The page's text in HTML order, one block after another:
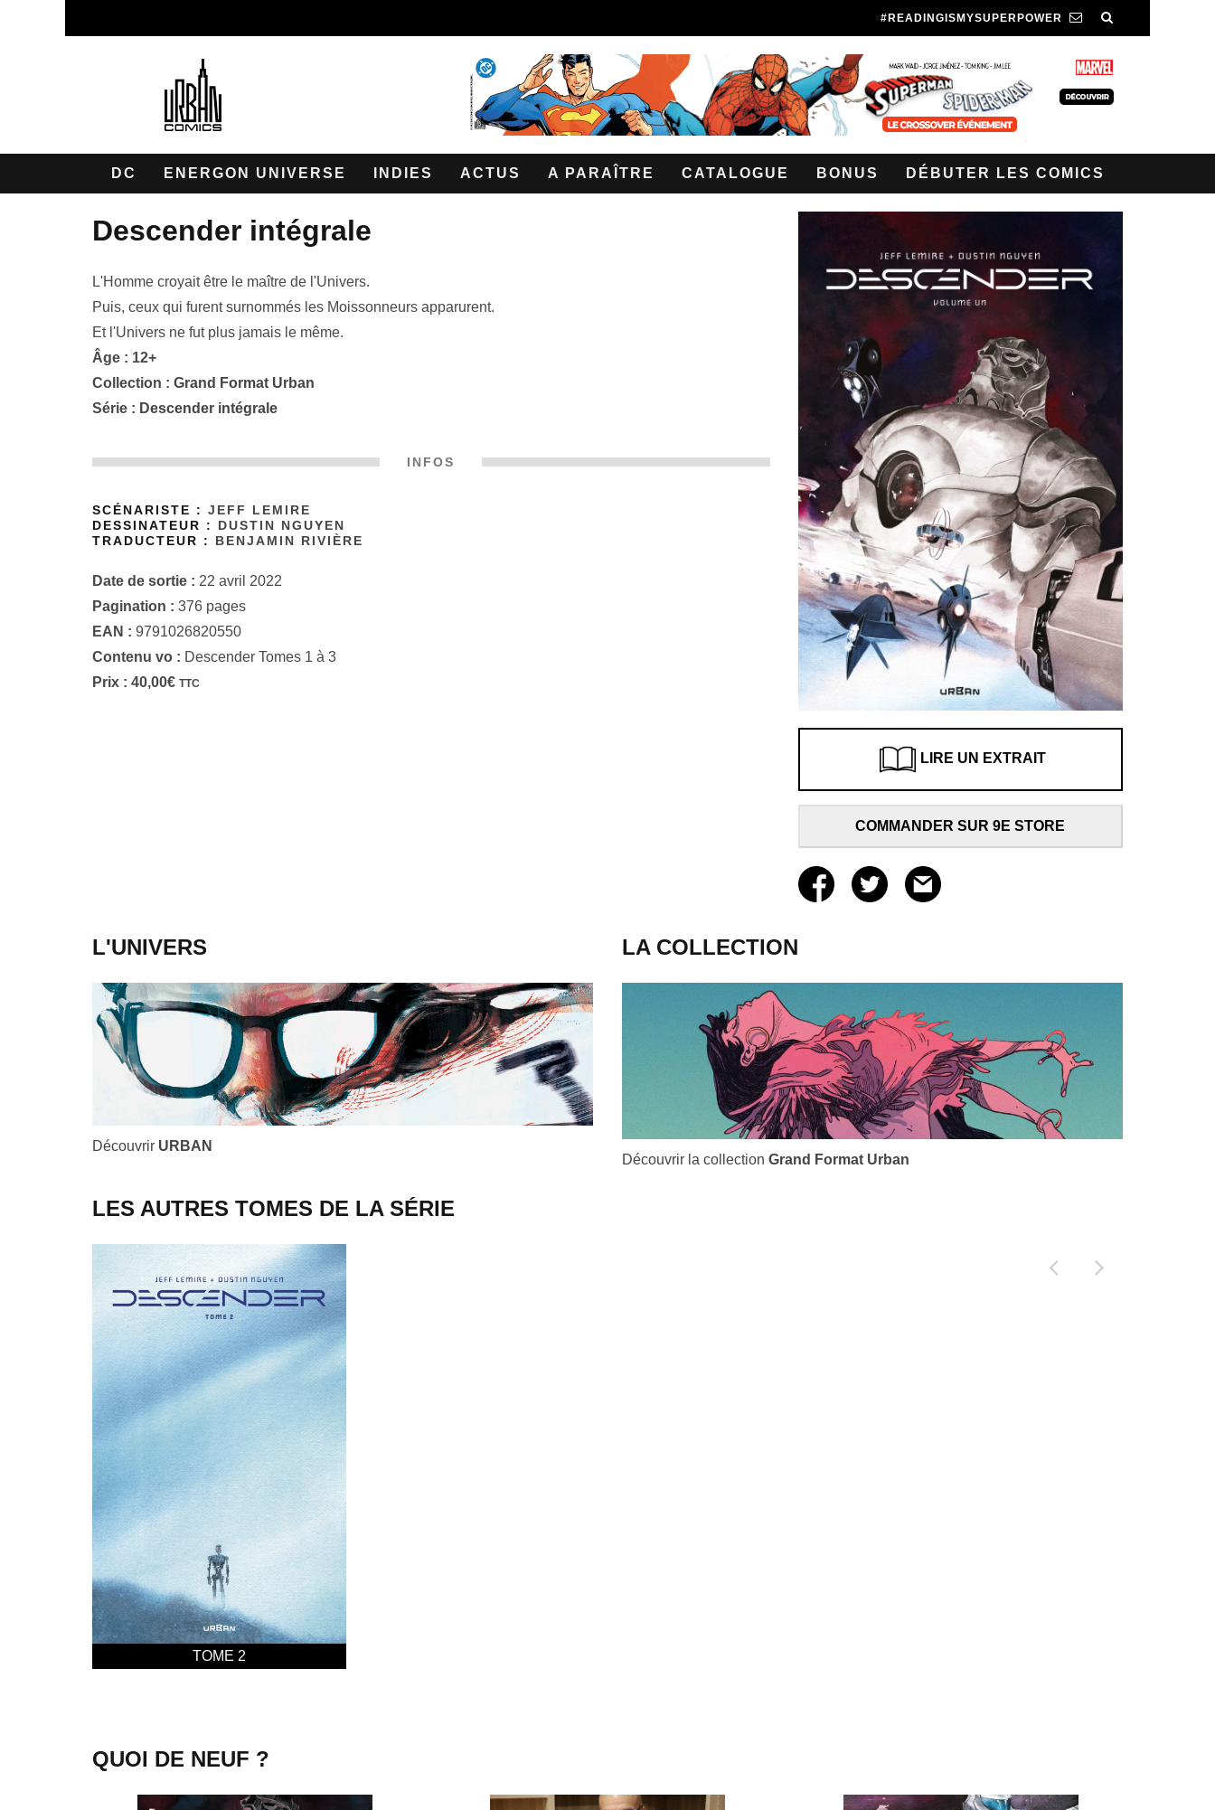
#READINGISMYSUPERPOWER
DC ENERGON UNIVERSE INDIES ACTUS A PARAÎTRE CATALOGUE BONUS DÉBUTER LES COMICS
descender intégrale
L'Homme croyait être le maître de l'Univers.
Puis, ceux qui furent surnommés les Moissonneurs apparurent.
Et l'Univers ne fut plus jamais le même.
Âge : 12+
Collection : Grand Format Urban
Série : Descender intégrale
INFOS
SCÉNARISTE : JEFF LEMIRE
DESSINATEUR :
DUSTIN NGUYEN
TRADUCTEUR :
BENJAMIN RIVIÈRE
Date de sortie : 22 avril 2022
Pagination : 376 pages
EAN : 9791026820550
Contenu vo : Descender Tomes 1 à 3
Prix : 40,00€ TTC
LIRE UN EXTRAIT
COMMANDER SUR 9E STORE
L'UNIVERS
Découvrir URBAN
LA COLLECTION
Découvrir la collection Grand Format Urban
LES AUTRES TOMES DE LA SÉRIE
TOME 2
QUOI DE NEUF ?